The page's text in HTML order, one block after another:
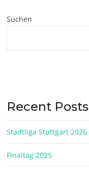
Suchen
Recent Posts
Stadtliga Stuttgart 2026
Finaltag 2025